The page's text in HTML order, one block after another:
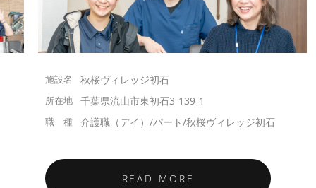
秋桜ヴィレッジ初石
千葉県流山市東初石3-139-1
介護職（デイ）/パート/秋桜ヴィレッジ初石
READ MORE